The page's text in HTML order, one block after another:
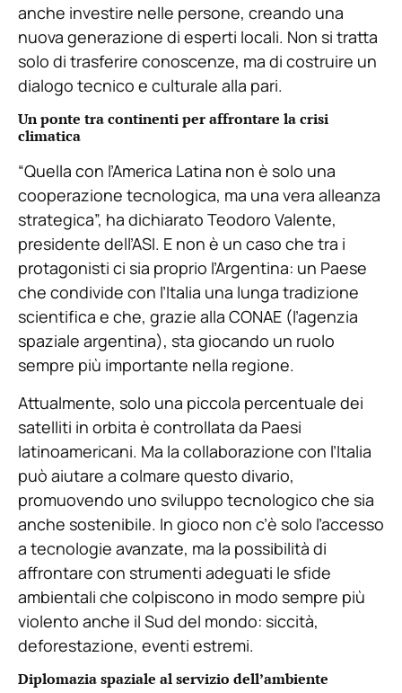
anche investire nelle persone, creando una
nuova generazione di esperti locali. Non si tratta
solo di trasferire conoscenze, ma di costruire un
dialogo tecnico e culturale alla pari.
Un ponte tra continenti per affrontare la crisi
climatica
“Quella con l’America Latina non è solo una
cooperazione tecnologica, ma una vera alleanza
strategica”, ha dichiarato Teodoro Valente,
presidente dell’ASI. E non è un caso che tra i
protagonisti ci sia proprio l’Argentina: un Paese
che condivide con l’Italia una lunga tradizione
scientifica e che, grazie alla CONAE (l’agenzia
spaziale argentina), sta giocando un ruolo
sempre più importante nella regione.
Attualmente, solo una piccola percentuale dei
satelliti in orbita è controllata da Paesi
latinoamericani. Ma la collaborazione con l’Italia
può aiutare a colmare questo divario,
promuovendo uno sviluppo tecnologico che sia
anche sostenibile. In gioco non c’è solo l’accesso
a tecnologie avanzate, ma la possibilità di
affrontare con strumenti adeguati le sfide
ambientali che colpiscono in modo sempre più
violento anche il Sud del mondo: siccità,
deforestazione, eventi estremi.
Diplomazia spaziale al servizio dell’ambiente